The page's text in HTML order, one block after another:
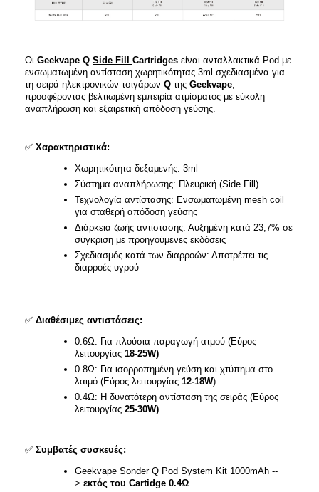
Οι Geekvape Q Side Fill Cartridges είναι ανταλλακτικά Pod με
ενσωματωμένη αντίσταση χωρητικότητας 3ml σχεδιασμένα για
τη σειρά ηλεκτρονικών τσιγάρων Q της Geekvape
προσφέροντας βελτιωμένη εμπειρία ατμίσματος με εύκολη
αναπλήρωση και εξαιρετική απόδοση γεύσης.
✅ Χαρακτηριστικά:
Χωρητικότητα δεξαμενής: 3ml
Σύστημα αναπλήρωσης: Πλευρική (Side Fill)
Τεχνολογία αντίστασης: Ενσωματωμένη mesh coil
για σταθερή απόδοση γεύσης
Διάρκεια ζωής αντίστασης: Αυξημένη κατά 23,7% σε
σύγκριση με προηγούμενες εκδόσεις
Σχεδιασμός κατά των διαρροών: Αποτρέπει τις
διαρροές υγρού
✅ Διαθέσιμες αντιστάσεις:
0.6Ω: Για πλούσια παραγωγή ατμού (Εύρος
λειτουργίας 18-25W)
0.8Ω: Για ισορροπημένη γεύση και χτύπημα στο
λαιμό (Εύρος λειτουργίας 12-18W)
0.4Ω: Η δυνατότερη αντίσταση της σειράς (Εύρος
λειτουργίας 25-30W)
✅ Συμβατές συσκευές:
Geekvape Sonder Q Pod System Kit 1000mAh --
> εκτός του Cartidge 0.4Ω